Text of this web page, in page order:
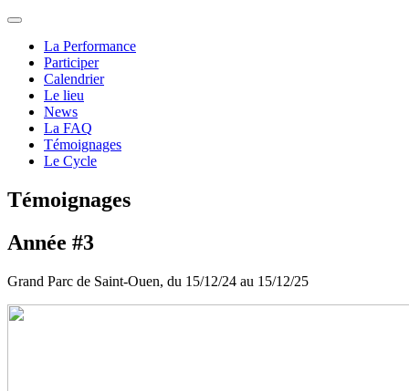
La Performance
Participer
Calendrier
Le lieu
News
La FAQ
Témoignages
Le Cycle
Témoignages
Année #3
Grand Parc de Saint-Ouen, du 15/12/24 au 15/12/25